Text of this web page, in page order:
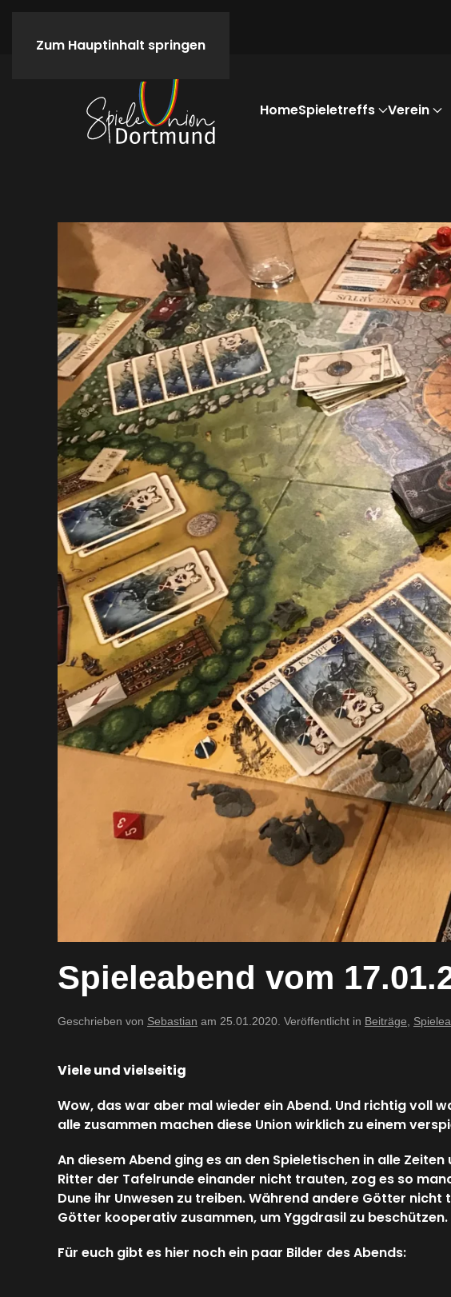
Zum Hauptinhalt springen
HomeSpieletreffs Verein
Spieleabend vom
Geschrieben von Sebastian am 25.01.2020. Veröffentlicht in Beiträge,
Viele und vielseitig
Wow, das war aber mal wieder ein Abend. Und richtig voll
alle zusammen machen diese Union wirklich zu einem
An diesem Abend ging es an den Spieletischen in alle
Ritter der Tafelrunde einander nicht trauten, zog es so
Dune ihr Unwesen zu treiben. Während andere Götter
Götter kooperativ zusammen, um Yggdrasil zu beschützen.
Für euch gibt es hier noch ein paar Bilder des Abends: